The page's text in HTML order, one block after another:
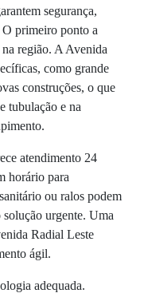
segurança,
primeiro ponto a
região. A Avenida
como grande
construções, o que
tubulação e na
atendimento 24
horário para
ou ralos podem
urgente. Uma
Radial Leste
ágil.
adequada.